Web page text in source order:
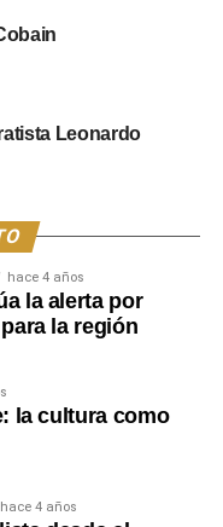
productores,
el crecimiento
Leonardo
hace 4 años
la alerta por
la región
la cultura como
hace 4 años